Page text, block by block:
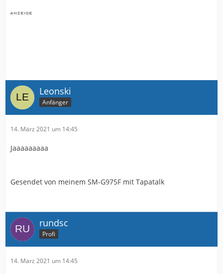
Leonski
Anfänger
14. März 2021 um 14:45
Jaaaaaaaaa
Gesendet von meinem SM-G975F mit Tapatalk
rundsc
Profi
14. März 2021 um 14:45